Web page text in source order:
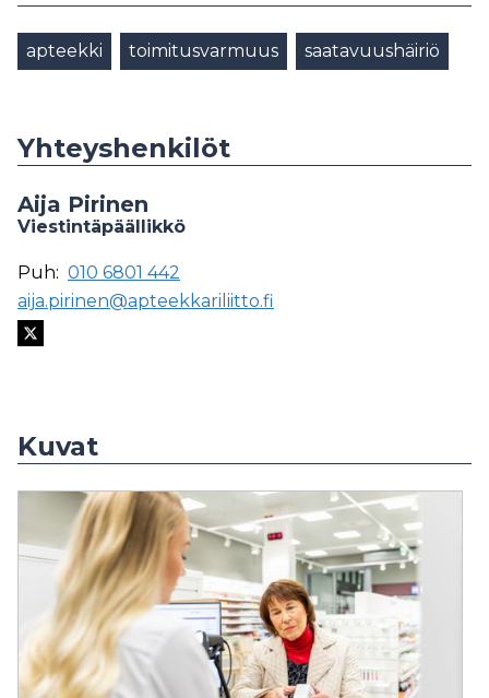
apteekki toimitusvarmuus saatavuushäiriö
Yhteyshenkilöt
Aija Pirinen
Viestintäpäällikkö
Puh: 010 6801 442
aija.pirinen@apteekkariliitto.fi
Kuvat